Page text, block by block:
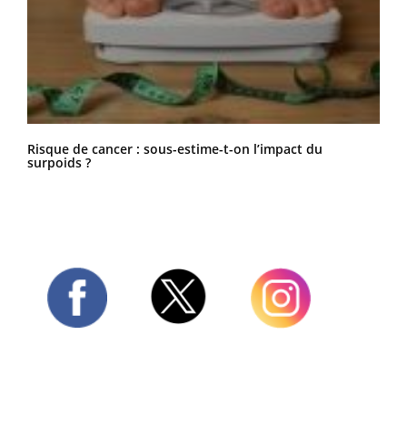
Risque de cancer : sous-estime-t-on l’impact du
surpoids ?